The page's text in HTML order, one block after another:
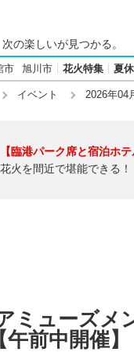
次の楽しいが見つかる。
市 旭川市 花火特集 夏
イベント 2026年04
【臨港パーク席と宿泊ホ
花火を間近で堪能できる
ミューズメ
前中開催】